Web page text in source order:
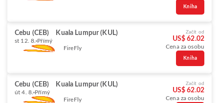
Kniha
Cebu (CEB) Kuala Lumpur (KUL)
st 12. 8. Přímý
FireFly
Začít od
US$ 62.02
Cena za osobu
Kniha
Cebu (CEB) Kuala Lumpur (KUL)
út 4. 8. Přímý
FireFly
Začít od
US$ 62.02
Cena za osobu